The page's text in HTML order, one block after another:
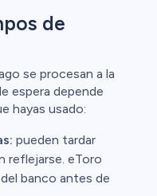
de
se procesan a la
espera depende
hayas usado:
pueden tardar
reflejarse. eToro
banco antes de